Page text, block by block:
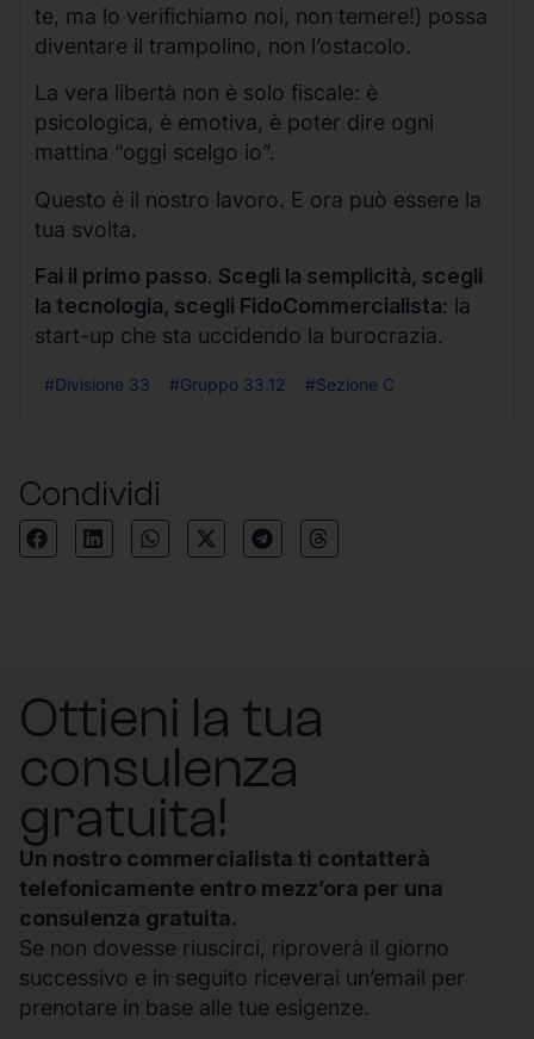
te, ma lo verifichiamo noi, non temere!) possa
diventare il trampolino, non l’ostacolo.
La vera libertà non è solo fiscale: è
psicologica, è emotiva, è poter dire ogni
mattina “oggi scelgo io”.
Questo è il nostro lavoro. E ora può essere la
tua svolta.
Fai il primo passo. Scegli la semplicità, scegli
la tecnologia, scegli FidoCommercialista: la
start-up che sta uccidendo la burocrazia.
#Divisione 33 #Gruppo 33.12 #Sezione C
Condividi
Ottieni la tua
consulenza
gratuita!
Un nostro commercialista ti contatterà
telefonicamente entro mezz’ora per una
consulenza gratuita.
Se non dovesse riuscirci, riproverà il giorno
successivo e in seguito riceverai un’email per
prenotare in base alle tue esigenze.